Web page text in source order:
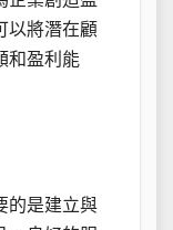
以將潛在顧
和盈利能
的是建立與